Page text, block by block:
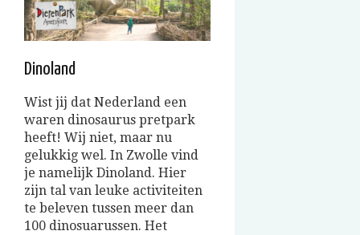
Dinoland
Wist jij dat Nederland een
waren dinosaurus pretpark
heeft! Wij niet, maar nu
gelukkig wel. In Zwolle vind
je namelijk Dinoland. Hier
zijn tal van leuke activiteiten
te beleven tussen meer dan
100 dinosuarussen. Het